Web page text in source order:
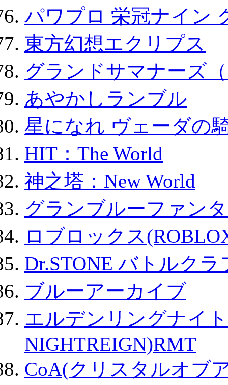
パワプロ 栄冠ナイン
東方幻想エクリプス
グランドサマナーズ
あやかしランブル
星になれ ヴェーダの
HIT：The World
神之塔：New World
グランブルーファン
ロブロックス
Dr.STONE バトルク
ブルーアーカイブ
エルデンリングナイ
NIGHTREIGN)RMT
CoA(クリスタルオブ